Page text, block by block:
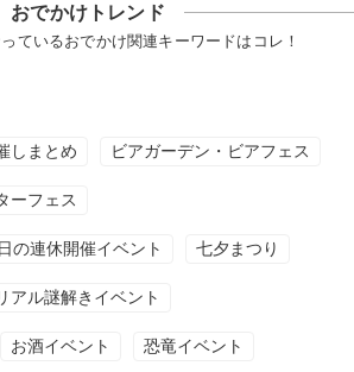
おでかけトレンド
ているおでかけ関連キーワードはコレ！
しまとめ ビアガーデン・ビアフェス
ーフェス
の連休開催イベント 七夕まつり
アル謎解きイベント
お酒イベント 恐竜イベント